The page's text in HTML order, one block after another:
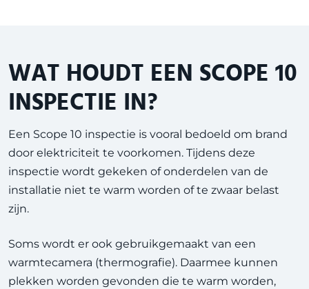
WAT HOUDT EEN SCOPE 10
INSPECTIE IN?
Een Scope 10 inspectie is vooral bedoeld om brand
door elektriciteit te voorkomen. Tijdens deze
inspectie wordt gekeken of onderdelen van de
installatie niet te warm worden of te zwaar belast
zijn.
Soms wordt er ook gebruikgemaakt van een
warmtecamera (thermografie). Daarmee kunnen
plekken worden gevonden die te warm worden,